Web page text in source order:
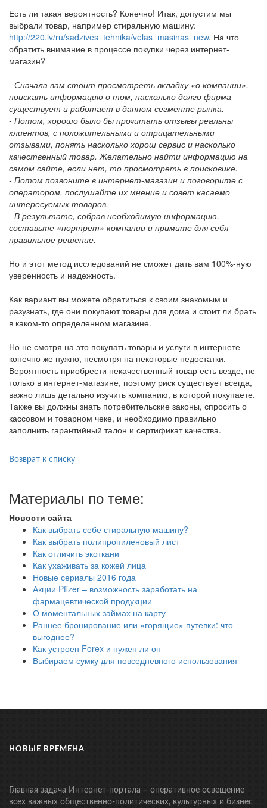
Есть ли такая вероятность? Конечно! Итак, допустим мы
выбрали товар, например стиральную машину:
http://220.lv/ru/sadzives_tehnika/velas_masinas_new. На что
обратить внимание в процессе покупки через интернет-
магазин?
- Сначала вам стоит просмотреть вкладку «о компании»,
поискать информацию о том, насколько долго фирма
существует и работает в данном сегменте рынка.
- Потом, хорошо было бы прочитать отзывы реальны
клиентов, с положительными и отрицательными
отзывами, понять насколько хорош сервис и насколько
качественный товар. Желательно найти информацию на
самом сайте, если нет, то просмотреть в поисковике.
- Потом позвоните в интернет-магазин и поговорите с
оператором, послушайте их мнение и совет касаемо
интересуемых товаров.
- В результате, собрав необходимую информацию,
составьте «портрет» компании и примите для себя
правильное решение.
Но и этот метод исследований не сможет дать вам 100%-ную
уверенность и надежность.
Как вариант вы можете обратиться к своим знакомым и
разузнать, где они покупают товары для дома и стоит ли брать
в каком-то определенном магазине.
Но не смотря на это покупать товары и услуги в интернете
конечно же нужно, несмотря на некоторые недостатки.
Вероятность приобрести некачественный товар есть везде, не
только в интернет-магазине, поэтому риск существует всегда,
важно лишь детально изучить компанию, в которой покупаете.
Также вы должны знать потребительские законы, спросить о
кассовом и товарном чеке, и необходимо правильно
заполнить гарантийный талон и сертификат качества.
Возврат к списку
Материалы по теме:
Новости сайта
Как выбрать себе стиральную машину?
Как выбрать полипропиленовый лист
Как отличить экоткани
Как ухаживать за кожей лица
Новые сериалы 2016 года
Акции Pfizer – возможность заработать на
фармацевтической продукции
О моментальных займах на карту
Раннее бронирование или «горящие» путевки: что
выгоднее?
Как устроен Forex и нужен ли он
Выбираем сумку для повседневного использования
НОВЫЕ ВРЕМЕНА
Главная задача Интернет-портала – оперативное освещение
всех важных общественно-политических, культурных и бизнес